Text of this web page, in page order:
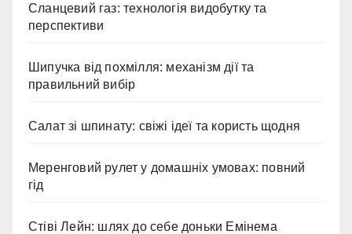
Сланцевий газ: технологія видобутку та
перспективи
Шипучка від похмілля: механізм дії та
правильний вибір
Салат зі шпинату: свіжі ідеї та користь щодня
Меренговий рулет у домашніх умовах: повний
гід
Стіві Лейн: шлях до себе доньки Емінема